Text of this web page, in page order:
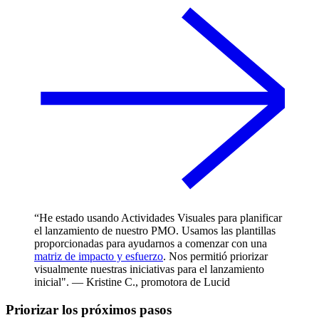
“He estado usando Actividades Visuales para planificar
el lanzamiento de nuestro PMO. Usamos las plantillas
proporcionadas para ayudarnos a comenzar con una
matriz de impacto y esfuerzo. Nos permitió priorizar
visualmente nuestras iniciativas para el lanzamiento
inicial". — Kristine C., promotora de Lucid
Priorizar los próximos pasos